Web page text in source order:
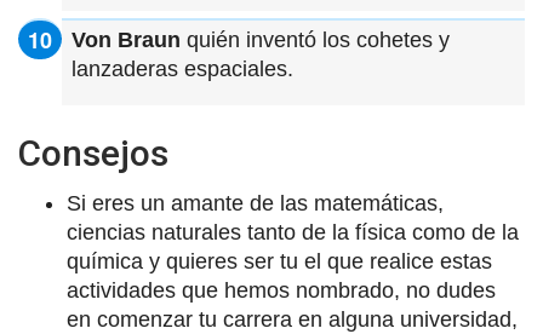
Von Braun quién inventó los cohetes y
lanzaderas espaciales.
Consejos
Si eres un amante de las matemáticas,
ciencias naturales tanto de la física como de la
química y quieres ser tu el que realice estas
actividades que hemos nombrado, no dudes
en comenzar tu carrera en alguna universidad,